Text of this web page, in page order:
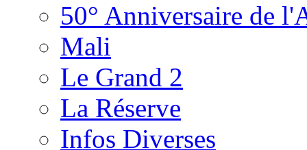
50° Anniversaire de
Mali
Le Grand 2
La Réserve
Infos Diverses